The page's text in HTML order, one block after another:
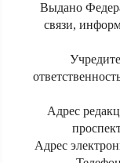
Выдано
связи,
Адрес
Адрес